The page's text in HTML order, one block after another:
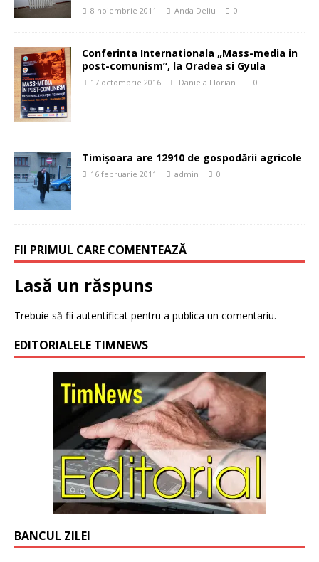
8 noiembrie 2011 Anda Deliu 0
Conferinta Internationala „Mass-media in
post-comunism”, la Oradea si Gyula
17 octombrie 2016 Daniela Florian 0
Timișoara are 12910 de gospodării agricole
16 februarie 2011 admin 0
FII PRIMUL CARE COMENTEAZĂ
Lasă un răspuns
Trebuie să fii autentificat pentru a publica un comentariu.
EDITORIALELE TIMNEWS
BANCUL ZILEI